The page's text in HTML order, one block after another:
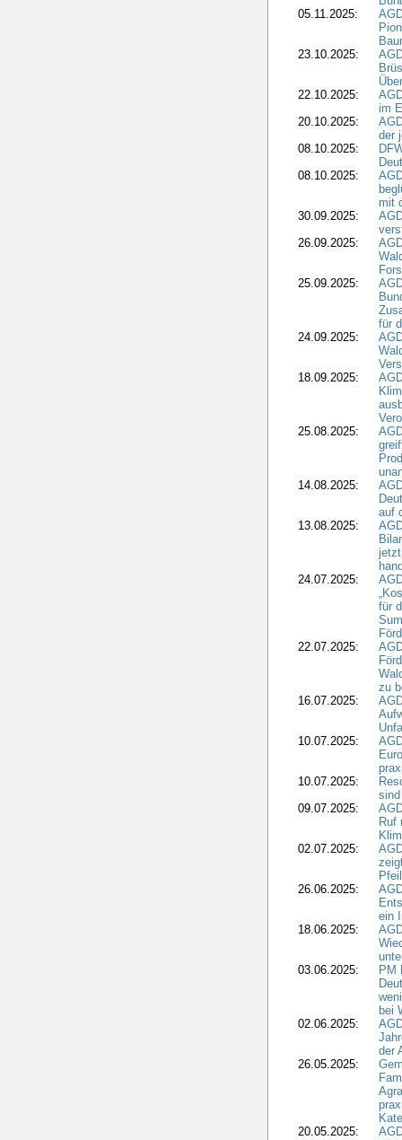
05.11.2025:
23.10.2025:
22.10.2025:
im
20.10.2025:
der
08.10.2025:
08.10.2025:
mit
30.09.2025:
26.09.2025:
25.09.2025:
für
24.09.2025:
18.09.2025:
25.08.2025:
14.08.2025:
auf
13.08.2025:
24.07.2025:
für
22.07.2025:
zu
16.07.2025:
10.07.2025:
10.07.2025:
09.07.2025:
Ruf
02.07.2025:
26.06.2025:
ein
18.06.2025:
03.06.2025:
PM
bei
02.06.2025:
der
26.05.2025:
20.05.2025: